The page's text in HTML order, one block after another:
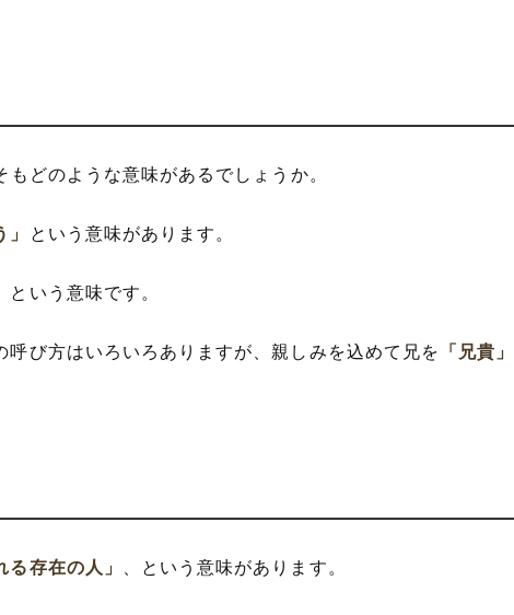
もどのような意味があるでしょうか。
という意味があります。
という意味です。
呼び方はいろいろありますが、親しみを込めて兄を
「兄貴」
る存在の人」 、という意味があります。